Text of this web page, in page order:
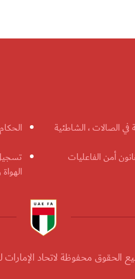
في الصالات ، الشاطئية
الحكام
أمن الفاعليات
الحقوق محفوظة لاتحاد الإمارات